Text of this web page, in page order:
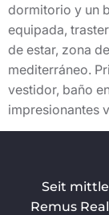
dormitorio y un
equipada,
de estar, zona
mediterráneo.
vestidor, baño
impresionantes
Seit
Remus